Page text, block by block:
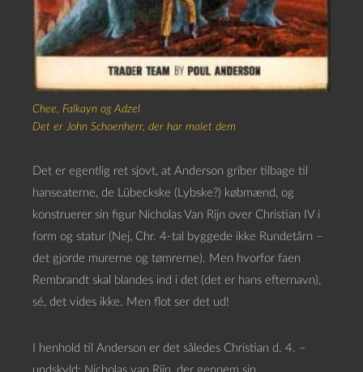
Chee, Falkayn og Adzel
Det er John Schoenherr, der har malet dem
Det er egentlig ret sjovt, at Anderson griber tilbage til
hanseaterne, de Lübeckske (Lybske?) købmænd, og
konstruerer sin figur Nicholas Van Rijn over Christian IV i
form og statur (Nej, Chr. 4-tal byggede ikke Rundetårn –
det gjorde murerne og tømrerne). Men hvorfor faen
Rembrandt skal blandes ind i det (det er hans efternavn),
sé, det vides ikke. Men flot ser det ud!
I henhold til Anderson er det således Christian d. 4. –